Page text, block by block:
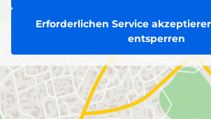
Erforderlichen Service
entsperren